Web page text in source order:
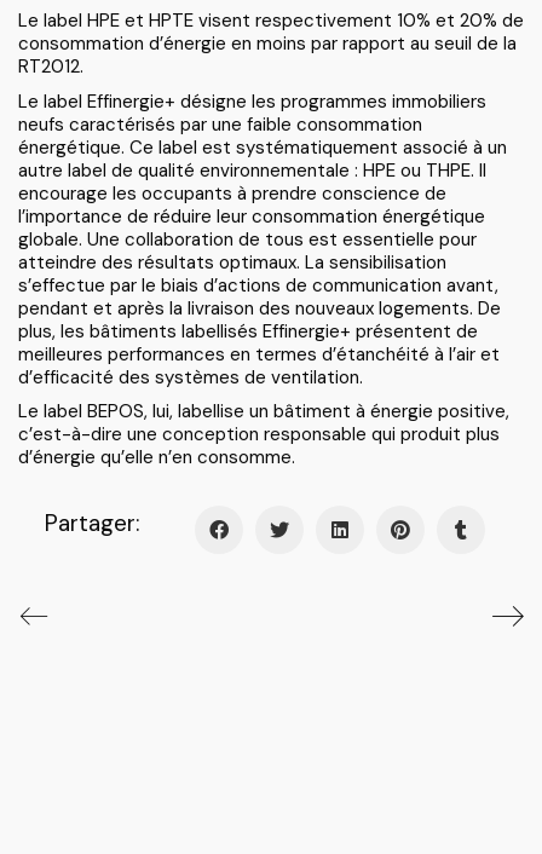
Le label HPE et HPTE visent respectivement 10% et 20% de
consommation d’énergie en moins par rapport au seuil de la
RT2012.
Le label Effinergie+ désigne les programmes immobiliers
neufs caractérisés par une faible consommation
énergétique. Ce label est systématiquement associé à un
autre label de qualité environnementale : HPE ou THPE. Il
encourage les occupants à prendre conscience de
l’importance de réduire leur consommation énergétique
globale. Une collaboration de tous est essentielle pour
atteindre des résultats optimaux. La sensibilisation
s’effectue par le biais d’actions de communication avant,
pendant et après la livraison des nouveaux logements. De
plus, les bâtiments labellisés Effinergie+ présentent de
meilleures performances en termes d’étanchéité à l’air et
d’efficacité des systèmes de ventilation.
Le label BEPOS, lui, labellise un bâtiment à énergie positive,
c’est-à-dire une conception responsable qui produit plus
d’énergie qu’elle n’en consomme.
Partager: